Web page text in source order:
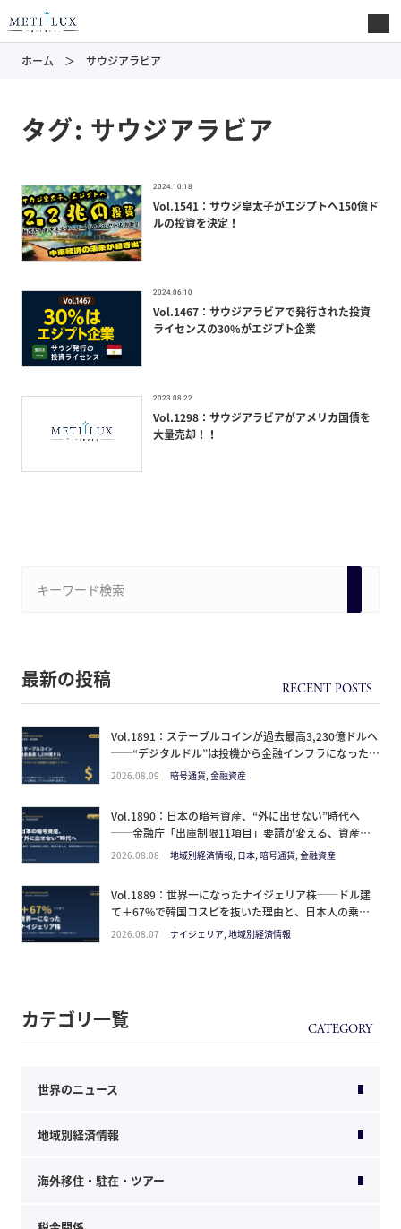
ホーム サウジアラビア
タグ: サウジアラビア
2024.10.18
Vol.1541：サウジ皇太子がエジプトへ150億ド
ルの投資を決定！
2024.06.10
Vol.1467：サウジアラビアで発行された投資
ライセンスの30%がエジプト企業
2023.08.22
Vol.1298：サウジアラビアがアメリカ国債を
大量売却！！
最新の投稿
Vol.1891：ステーブルコインが過去最高3,230億ドルへ
──“デジタルドル”は投機から金融インフラになった。
日本人が見るべきは価格ではなく「どの通貨の器か」
2026.08.09 暗号通貨, 金融資産
Vol.1890：日本の暗号資産、“外に出せない”時代へ
──金融庁「出庫制限11項目」要請が変える、資産防
衛のタイムライン
2026.08.08 地域別経済情報, 日本, 暗号通貨, 金融資産
Vol.1889：世界一になったナイジェリア株──ドル建
て＋67%で韓国コスピを抜いた理由と、日本人の乗り
方
2026.08.07 ナイジェリア, 地域別経済情報
カテゴリ一覧
世界のニュース
地域別経済情報
海外移住・駐在・ツアー